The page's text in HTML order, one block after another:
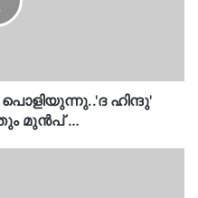
ഹിന്ദു'
മുൻപ് …